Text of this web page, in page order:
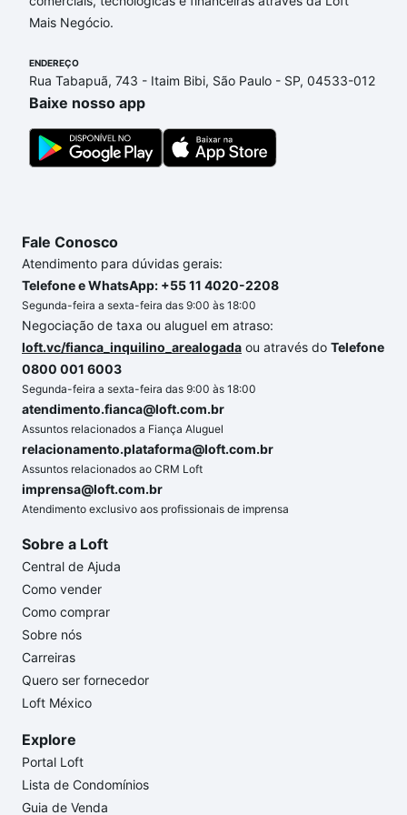
nossas opções de financiamento imobiliário as
ainda tem alguma dúvida dos custos envolvidos no
processo de compra, veja em nosso portal quanto
custa comprar um apartamento
gente para comprar o imóvel dos seus sonhos com
segurança e conforto. Loft, com você até as
Mais Negócio.
ENDEREÇO
Rua Tabapuã, 743 - Itaim Bibi, São Paulo - SP, 04533-012
Baixe nosso app
Fale Conosco
Atendimento para dúvidas gerais:
Telefone e WhatsApp: +55 11 4020-2208
Segunda-feira a sexta-feira das 9:00 às 18:00
Negociação de taxa ou aluguel em atraso:
loft.vc/fianca_inquilino_arealogada ou através do Telefone
0800 001 6003
Segunda-feira a sexta-feira das 9:00 às 18:00
atendimento.fianca@loft.com.br
Assuntos relacionados a Fiança Aluguel
relacionamento.plataforma@loft.com.br
Assuntos relacionados ao CRM Loft
imprensa@loft.com.br
Atendimento exclusivo aos profissionais de imprensa
Sobre a Loft
Central de Ajuda
Como vender
Como comprar
Sobre nós
Carreiras
Quero ser fornecedor
Loft México
Explore
Portal Loft
Lista de Condomínios
Guia de Venda